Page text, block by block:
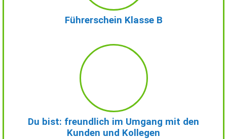
Führerschein Klasse B
Du bist: freundlich im Umgang mit den
Kunden und Kollegen